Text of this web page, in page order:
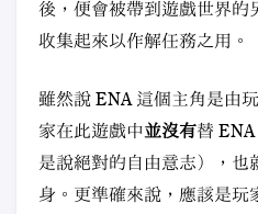
後，便會被帶到遊戲世界的
收集起來以作解任務之用。
雖然說 ENA 這個主角是由
家在此遊戲中並沒有替
是說絕對的自由意志），也
身。更準確來說，應該是玩